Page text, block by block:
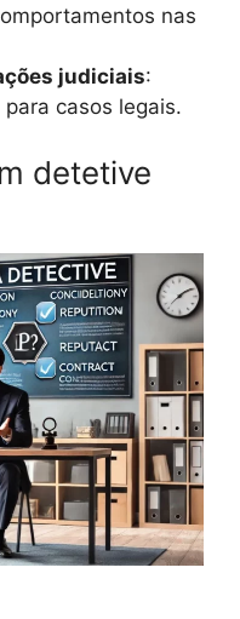
nas
judiciais:
casos legais.
detetive